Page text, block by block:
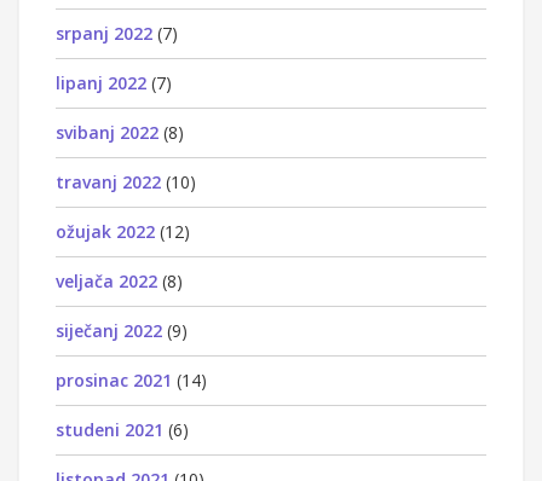
srpanj 2022 (7)
lipanj 2022 (7)
svibanj 2022 (8)
travanj 2022 (10)
ožujak 2022 (12)
veljača 2022 (8)
siječanj 2022 (9)
prosinac 2021 (14)
studeni 2021 (6)